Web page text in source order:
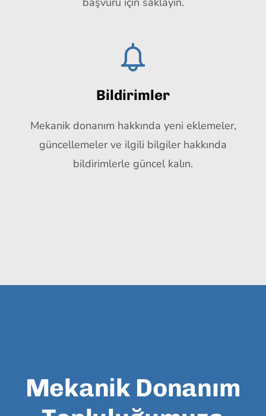
Bildirimler
Mekanik donanım hakkında yeni eklemeler,
güncellemeler ve ilgili bilgiler hakkında
bildirimlerle güncel kalın.
Mekanik Donanım